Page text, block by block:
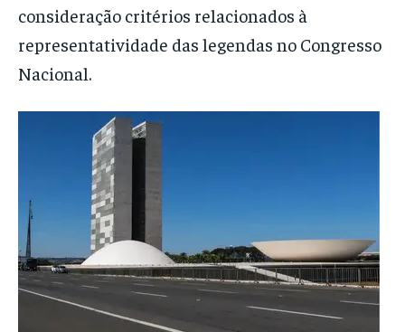
consideração critérios relacionados à
representatividade das legendas no Congresso
Nacional.